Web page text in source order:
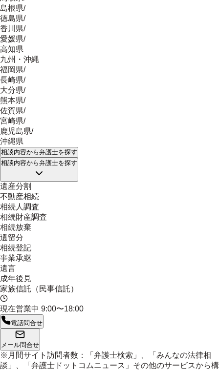
島根県/
徳島県/
香川県/
愛媛県/
高知県
九州・沖縄
福岡県/
長崎県/
大分県/
熊本県/
佐賀県/
宮崎県/
鹿児島県/
沖縄県
相談内容から弁護士を探す
相談内容から弁護士を探す
遺産分割
不動産相続
相続人調査
相続財産調査
相続放棄
遺留分
相続登記
事業承継
遺言
成年後見
家族信託（民事信託）
現在営業中 9:00〜18:00
電話問合せ
メール問合せ
※月間サイト訪問者数：「弁護士検索」、「みんなの法律相
談」、「弁護士ドットコムニュース」その他のサービスから構